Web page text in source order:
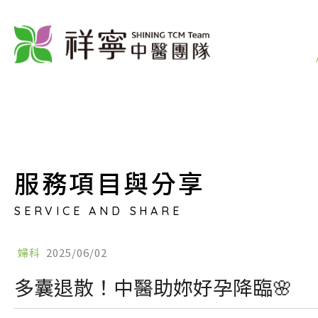
服務項目與分享
SERVICE AND SHARE
婦科 2025/06/02
多囊退散！中醫助妳好孕降臨🌸